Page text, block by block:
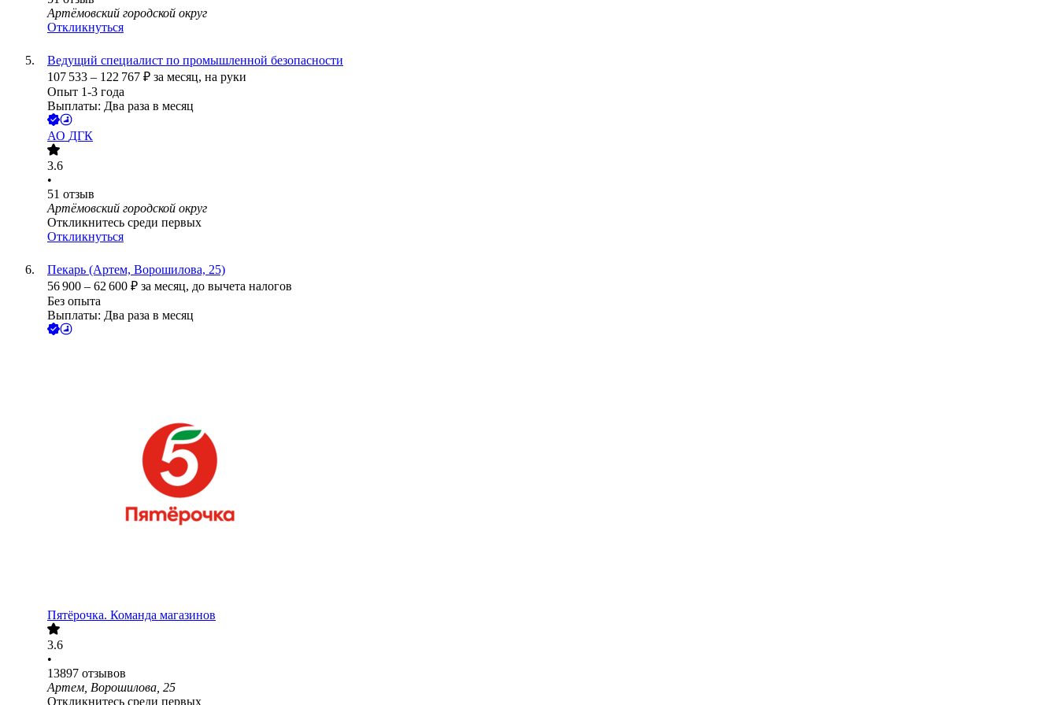
Артёмовский городской округ
Откликнуться
Ведущий специалист по промышленной безопасности
107 533 – 122 767 ₽ за месяц, на руки
Опыт 1-3 года
Выплаты: Два раза в месяц
АО ДГК
3.6
•
51 отзыв
Артёмовский городской округ
Откликнитесь среди первых
Откликнуться
Пекарь (Артем, Ворошилова, 25)
56 900 – 62 600 ₽ за месяц, до вычета налогов
Без опыта
Выплаты: Два раза в месяц
Пятёрочка. Команда магазинов
3.6
•
13897 отзывов
Артем, Ворошилова, 25
Откликнитесь среди первых